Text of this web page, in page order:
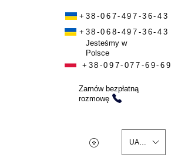
+38-067-497-36-43
+38-068-497-36-43
Jesteśmy w
Polsce
+38-097-077-69-69
Zamów bezpłatną
rozmowę
UAH (₴)